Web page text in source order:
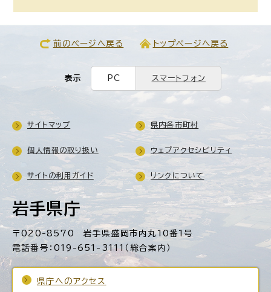
前のページへ戻る トップページへ戻る
表示 PC スマートフォン
岩手県庁
〒020-8570 岩手県盛岡市内丸10番1号
電話番号：019-651-3111（総合案内）
県庁へのアクセス
サイトマップ 県内各市町村
個人情報の取り扱い ウェブアクセシビリティ
サイトの利用ガイド リンクについて